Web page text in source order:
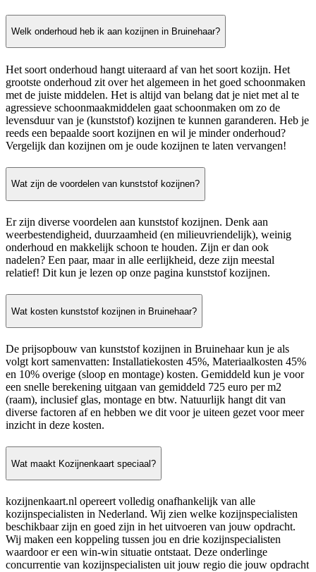
Welk onderhoud heb ik aan kozijnen in Bruinehaar?
Het soort onderhoud hangt uiteraard af van het soort kozijn. Het
grootste onderhoud zit over het algemeen in het goed schoonmaken
met de juiste middelen. Het is altijd van belang dat je niet met al te
agressieve schoonmaakmiddelen gaat schoonmaken om zo de
levensduur van je (kunststof) kozijnen te kunnen garanderen. Heb je
reeds een bepaalde soort kozijnen en wil je minder onderhoud?
Vergelijk dan kozijnen om je oude kozijnen te laten vervangen!
Wat zijn de voordelen van kunststof kozijnen?
Er zijn diverse voordelen aan kunststof kozijnen. Denk aan
weerbestendigheid, duurzaamheid (en milieuvriendelijk), weinig
onderhoud en makkelijk schoon te houden. Zijn er dan ook
nadelen? Een paar, maar in alle eerlijkheid, deze zijn meestal
relatief! Dit kun je lezen op onze pagina kunststof kozijnen.
Wat kosten kunststof kozijnen in Bruinehaar?
De prijsopbouw van kunststof kozijnen in Bruinehaar kun je als
volgt kort samenvatten: Installatiekosten 45%, Materiaalkosten 45%
en 10% overige (sloop en montage) kosten. Gemiddeld kun je voor
een snelle berekening uitgaan van gemiddeld 725 euro per m2
(raam), inclusief glas, montage en btw. Natuurlijk hangt dit van
diverse factoren af en hebben we dit voor je uiteen gezet voor meer
inzicht in deze kosten.
Wat maakt Kozijnenkaart speciaal?
kozijnenkaart.nl opereert volledig onafhankelijk van alle
kozijnspecialisten in Nederland. Wij zien welke kozijnspecialisten
beschikbaar zijn en goed zijn in het uitvoeren van jouw opdracht.
Wij maken een koppeling tussen jou en drie kozijnspecialisten
waardoor er een win-win situatie ontstaat. Deze onderlinge
concurrentie van kozijnspecialisten uit jouw regio die jouw opdracht